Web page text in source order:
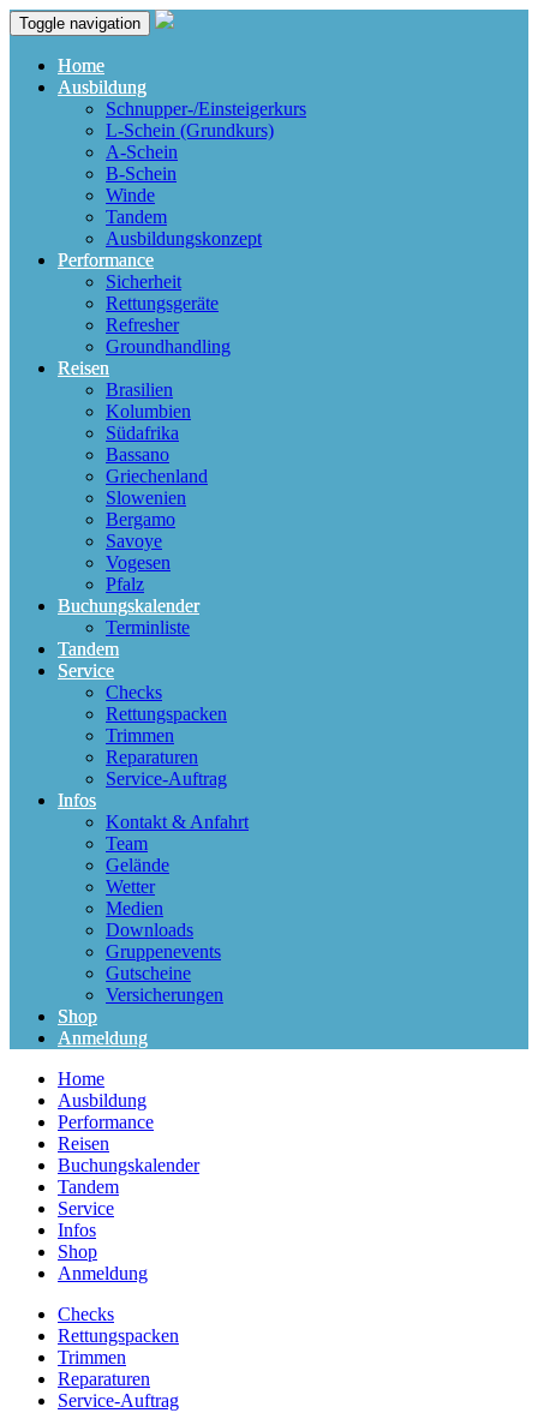
Toggle navigation
Home
Ausbildung
Schnupper-/Einsteigerkurs
L-Schein (Grundkurs)
A-Schein
B-Schein
Winde
Tandem
Ausbildungskonzept
Performance
Sicherheit
Rettungsgeräte
Refresher
Groundhandling
Reisen
Brasilien
Kolumbien
Südafrika
Bassano
Griechenland
Slowenien
Bergamo
Savoye
Vogesen
Pfalz
Buchungskalender
Terminliste
Tandem
Service
Checks
Rettungspacken
Trimmen
Reparaturen
Service-Auftrag
Infos
Kontakt & Anfahrt
Team
Gelände
Wetter
Medien
Downloads
Gruppenevents
Gutscheine
Versicherungen
Shop
Anmeldung
Home
Ausbildung
Performance
Reisen
Buchungskalender
Tandem
Service
Infos
Shop
Anmeldung
Checks
Rettungspacken
Trimmen
Reparaturen
Service-Auftrag